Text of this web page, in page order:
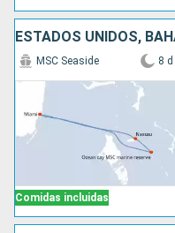
ESTADOS UNIDOS,
Comidas incluidas
MSC Seaside 8 d